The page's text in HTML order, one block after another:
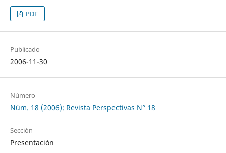
PDF
Publicado
2006-11-30
Número
Núm. 18 (2006): Revista Perspectivas N° 18
Sección
Presentación